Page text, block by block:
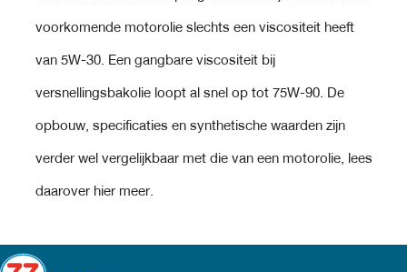
voorkomende motorolie slechts een viscositeit heeft
van 5W-30. Een gangbare viscositeit bij
versnellingsbakolie loopt al snel op tot 75W-90. De
opbouw, specificaties en synthetische waarden zijn
verder wel vergelijkbaar met die van een motorolie, lees
daarover hier meer.